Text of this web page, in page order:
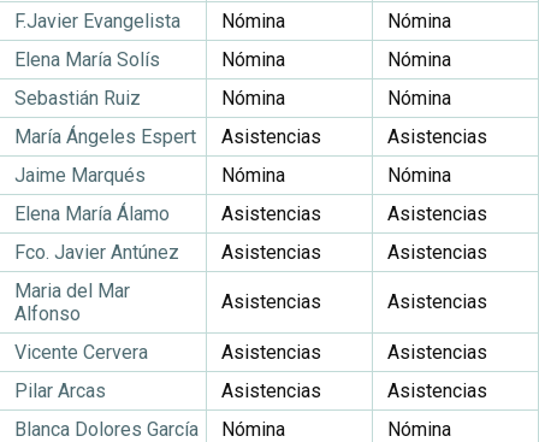
F.Javier Evangelista
Nómina
Nómina
Elena María Solís
Nómina
Nómina
Sebastián Ruiz
Nómina
Nómina
María Ángeles Espert
Asistencias
Asistencias
Jaime Marqués
Nómina
Nómina
Elena María Álamo
Asistencias
Asistencias
Fco. Javier Antúnez
Asistencias
Asistencias
Maria del Mar
Alfonso
Asistencias Asistencias
Vicente Cervera Asistencias
Asistencias
Pilar Arcas
Asistencias
Asistencias
Blanca Dolores García
Nómina
Nómina